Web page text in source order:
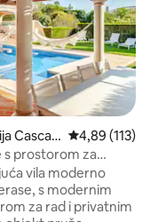
143
Cascais Prosječna
4,89 (113)
s prostorom za
vila moderno
s modernim
za rad i privatnim